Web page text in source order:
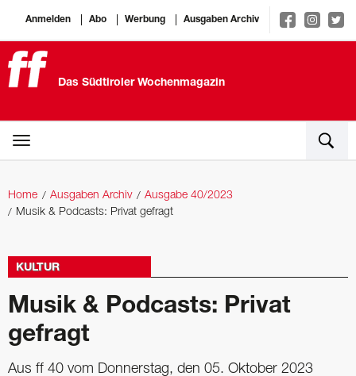
Anmelden Abo Werbung Ausgaben Archiv
Das Südtiroler Wochenmagazin
Home Ausgaben Archiv
Ausgabe 40/2023
Musik & Podcasts: Privat gefragt
KULTUR
Musik & Podcasts: Privat
gefragt
Aus ff 40 vom Donnerstag, den 05. Oktober 2023